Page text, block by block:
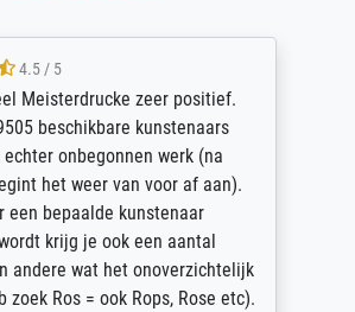
4.5 / 5
Meisterdrucke zeer positief.
beschikbare kunstenaars
onbegonnen werk (na
het weer van voor af aan).
een bepaalde kunstenaar
krijg je ook een aantal
andere wat het onoverzichtelijk
zoek Ros = ook Rops, Rose etc).